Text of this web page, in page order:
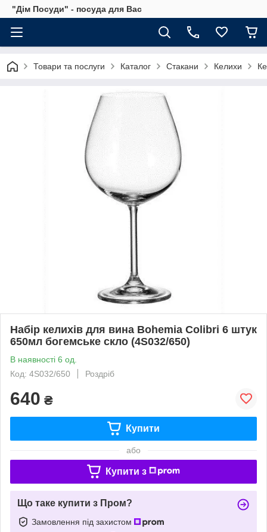
"Дім Посуди" - посуда для Вас
Товари та послуги Каталог Стакани Келихи
Набір келихів для вина Bohemia Colibri 6 штук
650мл богемське скло (4S032/650)
В наявності 6 од.
Код: 4S032/650
Роздріб
640 ₴
Купити
або
Купити з
Що таке купити з Пром?
Замовлення під захистом